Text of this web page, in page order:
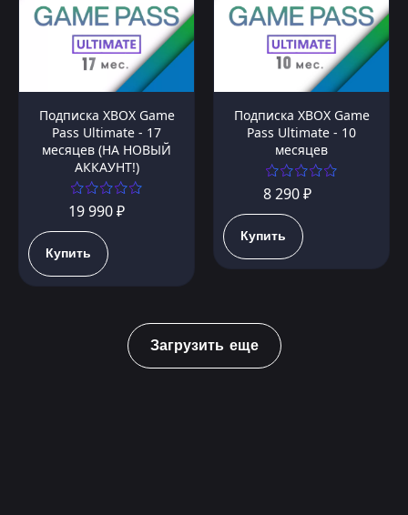
Подписка XBOX Game
Pass Ultimate - 17
месяцев (НА НОВЫЙ
АККАУНТ!)
19 990 ₽
Купить
Подписка XBOX Game
Pass Ultimate - 10
месяцев
8 290 ₽
Купить
Загрузить еще